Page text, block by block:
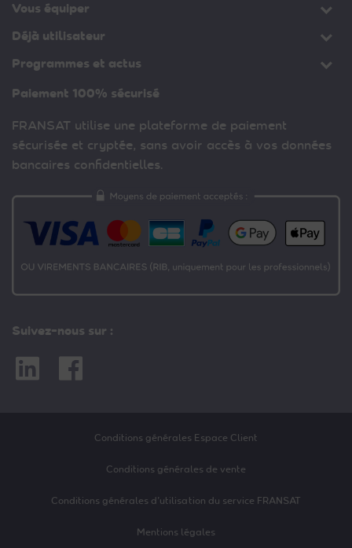
Vous équiper
Déjà utilisateur
Programmes et actus
Paiement 100% sécurisé
FRANSAT utilise une plateforme de paiement
sécurisée et cryptée, sans avoir accès à vos données
bancaires confidentielles.
Suivez-nous sur :
LinkedinFacebook
Conditions générales Espace Client
Conditions générales de vente
Conditions générales d’utilisation du service FRANSAT
Mentions légales